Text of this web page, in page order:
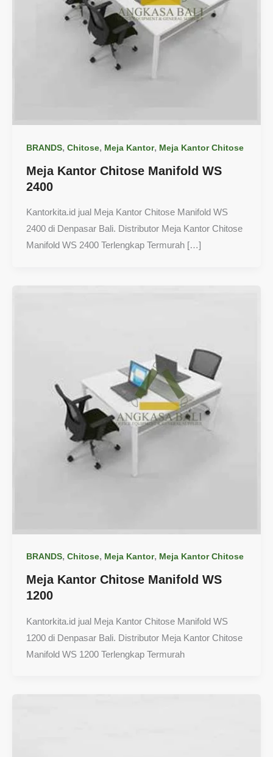
BRANDS, Chitose, Meja Kantor, Meja Kantor Chitose
Meja Kantor Chitose Manifold WS
2400
Kantorkita.id jual Meja Kantor Chitose Manifold WS
2400 di Denpasar Bali. Distributor Meja Kantor Chitose
Manifold WS 2400 Terlengkap Termurah […]
BRANDS, Chitose, Meja Kantor, Meja Kantor Chitose
Meja Kantor Chitose Manifold WS
1200
Kantorkita.id jual Meja Kantor Chitose Manifold WS
1200 di Denpasar Bali. Distributor Meja Kantor Chitose
Manifold WS 1200 Terlengkap Termurah